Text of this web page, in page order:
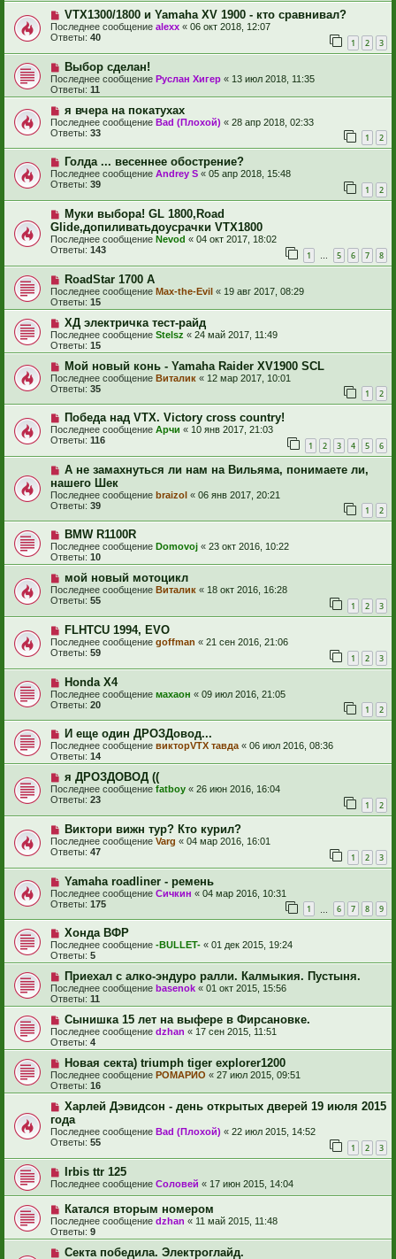
VTX1300/1800 и Yamaha XV 1900 - кто сравнивал?
Последнее сообщение alexx « 06 окт 2018, 12:07
Ответы: 40 1 2 3
Выбор сделан!
Последнее сообщение Руслан Хигер « 13 июл 2018, 11:35
Ответы: 11
я вчера на покатухах
Последнее сообщение Bad (Плохой) « 28 апр 2018, 02:33
Ответы: 33 1 2
Голда ... весеннее обострение?
Последнее сообщение Andrey S « 05 апр 2018, 15:48
Ответы: 39 1 2
Муки выбора! GL 1800,Road
Glide,допиливатьдоусрачки VTX1800
Последнее сообщение Nevod « 04 окт 2017, 18:02
Ответы: 143 1 … 5 6 7 8
RoadStar 1700 A
Последнее сообщение Max-the-Evil « 19 авг 2017, 08:29
Ответы: 15
ХД электричка тест-райд
Последнее сообщение Stelsz « 24 май 2017, 11:49
Ответы: 15
Мой новый конь - Yamaha Raider XV1900 SCL
Последнее сообщение Виталик « 12 мар 2017, 10:01
Ответы: 35 1 2
Победа над VTX. Victory cross country!
Последнее сообщение Арчи « 10 янв 2017, 21:03
Ответы: 116 1 2 3 4 5 6
А не замахнуться ли нам на Вильяма, понимаете ли,
нашего Шек
Последнее сообщение braizol « 06 янв 2017, 20:21
Ответы: 39 1 2
BMW R1100R
Последнее сообщение Domovoj « 23 окт 2016, 10:22
Ответы: 10
мой новый мотоцикл
Последнее сообщение Виталик « 18 окт 2016, 16:28
Ответы: 55 1 2 3
FLHTCU 1994, EVO
Последнее сообщение goffman « 21 сен 2016, 21:06
Ответы: 59 1 2 3
Honda X4
Последнее сообщение махаон « 09 июл 2016, 21:05
Ответы: 20 1 2
И еще один ДРОЗДовод...
Последнее сообщение викторVTX тавда« 06 июл 2016, 08:36
Ответы: 14
я ДРОЗДОВОД ((
Последнее сообщение fatboy « 26 июн 2016, 16:04
Ответы: 23 1 2
Виктори вижн тур? Кто курил?
Последнее сообщение Varg « 04 мар 2016, 16:01
Ответы: 47 1 2 3
Yamaha roadliner - ремень
Последнее сообщение Сичкин « 04 мар 2016, 10:31
Ответы: 175 1 6 7 8 9
Хонда ВФР
Последнее сообщение -BULLET- « 01 дек 2015, 19:24
Ответы: 5
Приехал с алко-эндуро ралли. Калмыкия. Пустыня.
Последнее сообщение basenok « 01 окт 2015, 15:56
Ответы: 11
Сынишка 15 лет на выфере в Фирсановке.
Последнее сообщение dzhan « 17 сен 2015, 11:51
Ответы: 4
Новая секта) triumph tiger explorer1200
Последнее сообщение РОМАРИО « 27 июл 2015, 09:51
Ответы: 16
Харлей Дэвидсон - день открытых дверей 19 июля 2015
года
Последнее сообщение Bad (Плохой) « 22 июл 2015, 14:52
Ответы: 55 1 2 3
Irbis ttr 125
Последнее сообщение Соловей « 17 июн 2015, 14:04
Катался вторым номером
Последнее сообщение dzhan « 11 май 2015, 11:48
Ответы: 9
Секта победила. Электроглайд.